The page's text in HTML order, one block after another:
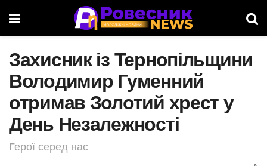
Захисник із Тернопільщини
Володимир Гуменний
отримав Золотий хрест у
День Незалежності
Герої серед нас